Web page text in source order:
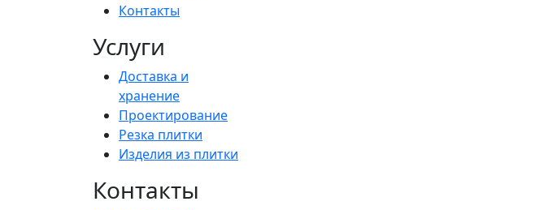
Контакты
Услуги
Доставка и
хранение
Проектирование
Резка плитки
Изделия из плитки
Контакты